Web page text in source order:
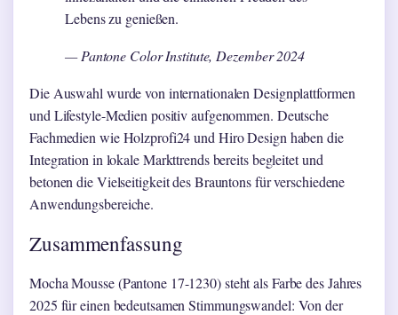
Lebens zu genießen.
— Pantone Color Institute, Dezember 2024
Die Auswahl wurde von internationalen Designplattformen
und Lifestyle-Medien positiv aufgenommen. Deutsche
Fachmedien wie Holzprofi24 und Hiro Design haben die
Integration in lokale Markttrends bereits begleitet und
betonen die Vielseitigkeit des Brauntons für verschiedene
Anwendungsbereiche.
Zusammenfassung
Mocha Mousse (Pantone 17-1230) steht als Farbe des Jahres
2025 für einen bedeutsamen Stimmungswandel: Von der